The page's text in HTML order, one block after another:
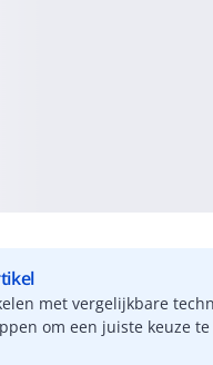
met vergelijkbare
om een juiste keuze